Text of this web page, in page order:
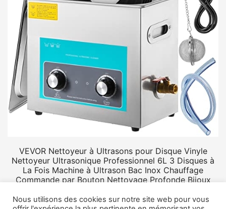
VEVOR Nettoyeur à Ultrasons pour Disque Vinyle
Nettoyeur Ultrasonique Professionnel 6L 3 Disques à
La Fois Machine à Ultrason Bac Inox Chauffage
Commande par Bouton Nettoyage Profonde Bijoux
Nous utilisons des cookies sur notre site web pour vous